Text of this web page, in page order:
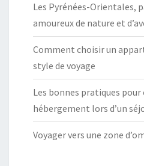
Les Pyrénées-Orientales,
amoureux de nature et
Comment choisir un
style de voyage
Les bonnes pratiques pour
hébergement lors d’un
Voyager vers une zone